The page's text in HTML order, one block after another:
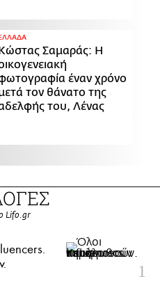
Σαμαράς: Η
έναν χρόνο
τον θάνατο της
του, Λένας
Lifo.gr